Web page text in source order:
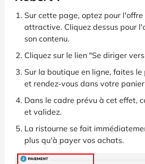
Sur cette page, optez pour l'offre
attractive. Cliquez dessus pour
son contenu.
Cliquez sur le lien "Se diriger
Sur la boutique en ligne, faites le
et rendez-vous dans votre
Dans le cadre prévu à cet effet,
et validez.
La ristourne se fait
plus qu'à payer vos achats.